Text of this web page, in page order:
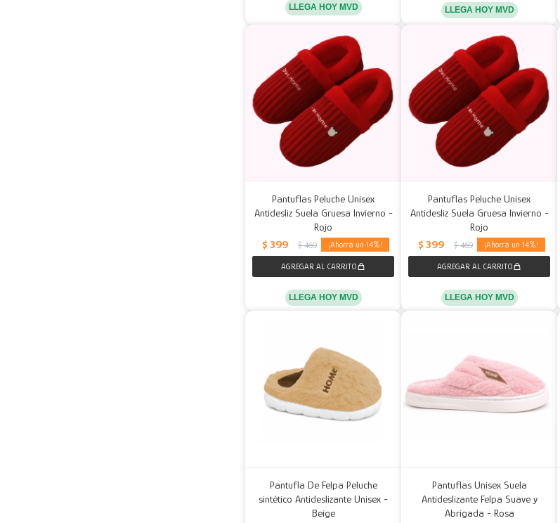
LLEGA HOY MVD LLEGA HOY MVD
Pantuflas Peluche Unisex
Antidesliz Suela Gruesa Invierno -
Rojo
$ 399 $ 469 14
LLEGA HOY MVD
Pantuflas Peluche Unisex
Antidesliz Suela Gruesa Invierno -
Rojo
$ 399 $ 469 14
LLEGA HOY MVD
Pantufla De Felpa Peluche
sintético Antideslizante Unisex -
Beige
Pantuflas Unisex Suela
Antideslizante Felpa Suave y
Abrigada - Rosa